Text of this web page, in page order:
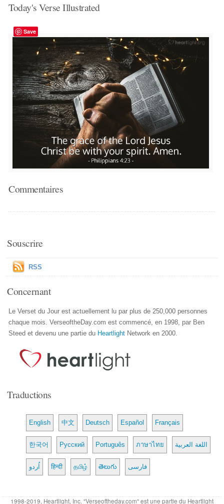
Today's Verse Illustrated
Save
Commentaires
Souscrire
RSS
Concernant
Le Verset du Jour est actuellement lu par plus de 250,000 personnes
chaque mois. VerseoftheDay.com est commencé, en 1998, par Ben
Steed et devenu une partie du Heartlight Network en 2000.
Traductions
English 中文 Deutsch Español Français
한국어 Русский Português ภาษาไทย اللغة العربية
اُردو हिन्दी தமிழ் తెలుగు فارسی
1998-2019, Heartlight, Inc. "Verseoftheday.com" est une partie du Heartlight